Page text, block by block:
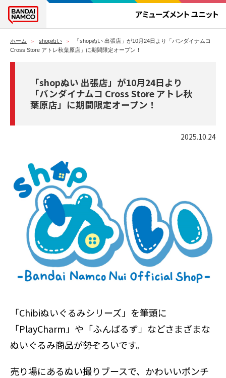
ホーム shopぬい
「shopぬい 出張店」が10月24日より「バンダイナムコ
Cross Store アトレ秋葉原店」に期間限定オープン！
「shopぬい 出張店」が10月24日より
「バンダイナムコ Cross Store アトレ秋
葉原店」に期間限定オープン！
2025.10.24
「Chibiぬいぐるみシリーズ」を筆頭に
「PlayCharm」や「ふんばるず」などさまざまな
ぬいぐるみ商品が勢ぞろいです。
売り場にあるぬい撮りブースで、かわいいポンチ